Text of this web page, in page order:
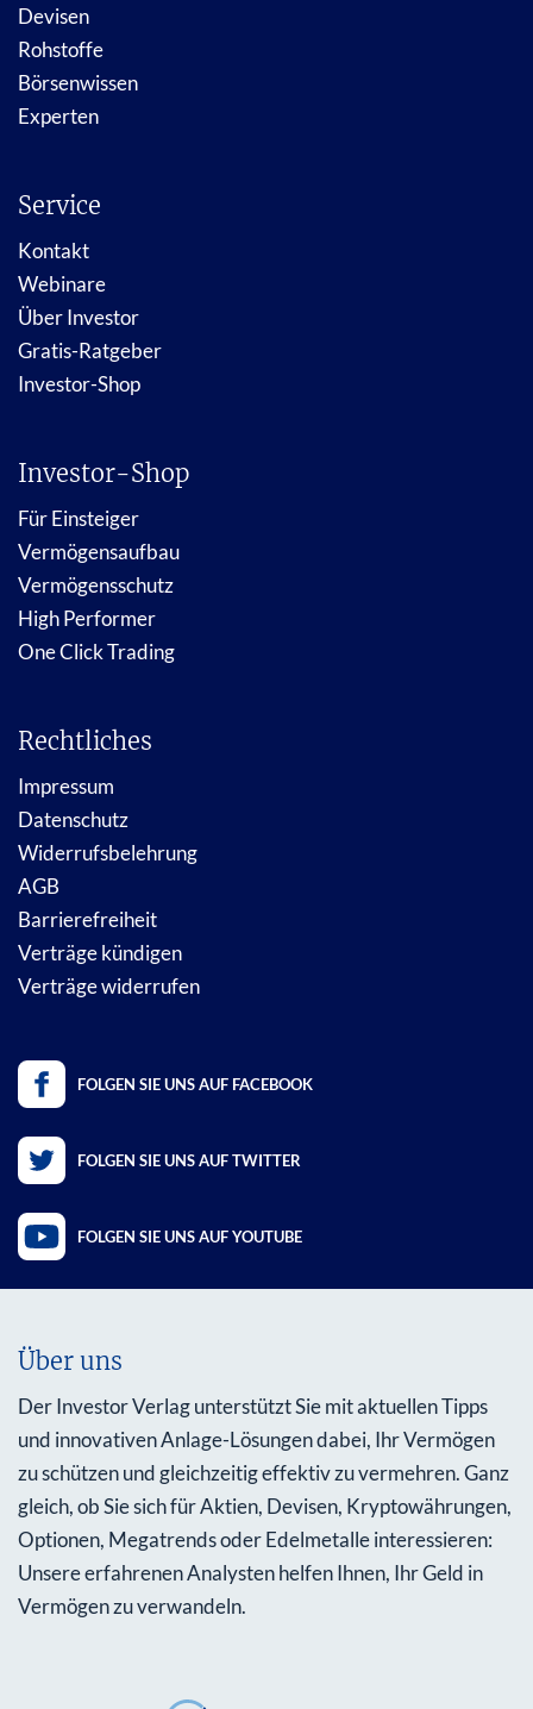
Devisen
Rohstoffe
Börsenwissen
Experten
Service
Kontakt
Webinare
Über Investor
Gratis-Ratgeber
Investor-Shop
Investor-Shop
Für Einsteiger
Vermögensaufbau
Vermögensschutz
High Performer
One Click Trading
Rechtliches
Impressum
Datenschutz
Widerrufsbelehrung
AGB
Barrierefreiheit
Verträge kündigen
Verträge widerrufen
FOLGEN SIE UNS AUF FACEBOOK
FOLGEN SIE UNS AUF TWITTER
FOLGEN SIE UNS AUF YOUTUBE
Über uns
Der Investor Verlag unterstützt Sie mit aktuellen Tipps
und innovativen Anlage-Lösungen dabei, Ihr Vermögen
zu schützen und gleichzeitig effektiv zu vermehren. Ganz
gleich, ob Sie sich für Aktien, Devisen, Kryptowährungen,
Optionen, Megatrends oder Edelmetalle interessieren:
Unsere erfahrenen Analysten helfen Ihnen, Ihr Geld in
Vermögen zu verwandeln.